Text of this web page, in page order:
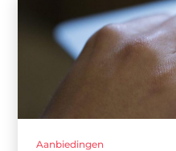
Aanbiedingen